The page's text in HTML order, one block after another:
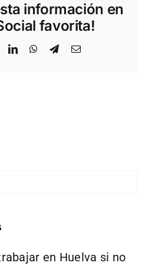
información en
favorita!
LinkedInWhatsApp
TelegramCorreo
en Huelva si no